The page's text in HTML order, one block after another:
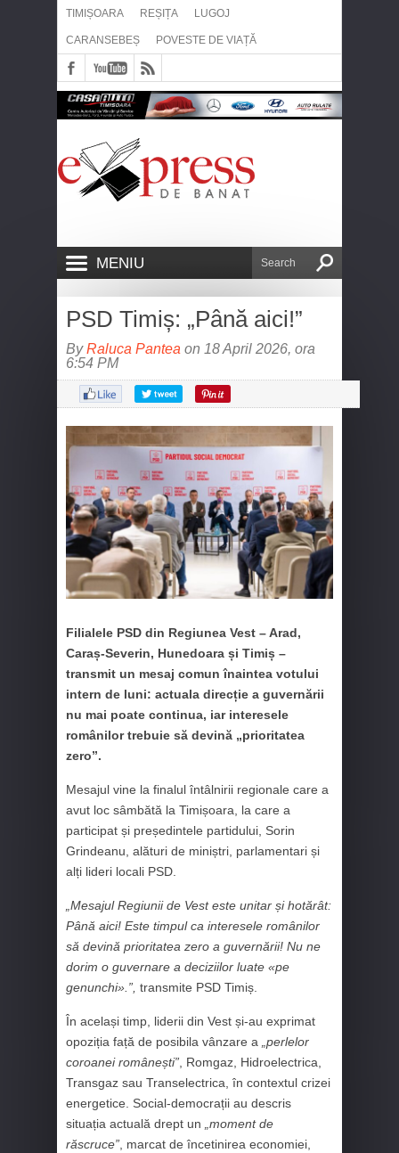
TIMIȘOARA REȘIȚA LUGOJ
CARANSEBEȘ POVESTE DE VIAȚĂ
MENIU
PSD Timiș: „Până aici!”
ByRaluca Pantea on 18 April 2026, ora
6:54 PM
Filialele PSD din Regiunea Vest – Arad,
Caraș-Severin, Hunedoara și Timiș –
transmit un mesaj comun înaintea votului
intern de luni: actuala direcție a guvernării
nu mai poate continua, iar interesele
românilor trebuie să devină „prioritatea
zero”.
Mesajul vine la finalul întâlnirii regionale care a
avut loc sâmbătă la Timișoara, la care a
participat și președintele partidului, Sorin
Grindeanu , alături de miniștri, parlamentari și
alți lideri locali PSD.
„Mesajul Regiunii de Vest este unitar și hotărât:
Până aici! Este timpul ca interesele românilor
să devină prioritatea zero a guvernării! Nu ne
dorim o guvernare a deciziilor luate «pe
genunchi».”, transmite PSD Timiș.
În același timp, liderii din Vest și-au exprimat
opoziția față de posibila vânzare a
„perlelor
coroanei românești” , Romgaz, Hidroelectrica,
Transgaz sau Transelectrica, în contextul crizei
energetice. Social-democrații au descris
situația actuală drept un
„moment de
răscruce” , marcat de încetinirea economiei,